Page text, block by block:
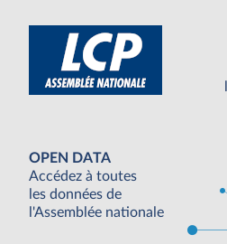
OPEN DATA
Accédez à toutes
les données de
l'Assemblée nationale